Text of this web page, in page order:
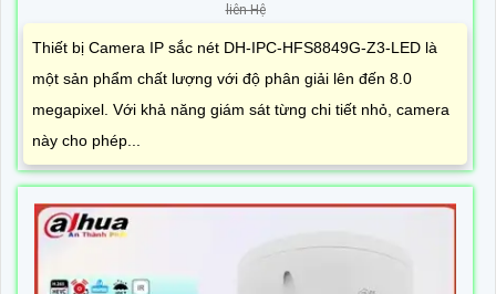
liên Hệ
Thiết bị Camera IP sắc nét DH-IPC-HFS8849G-Z3-LED là
một sản phẩm chất lượng với độ phân giải lên đến 8.0
megapixel. Với khả năng giám sát từng chi tiết nhỏ, camera
này cho phép...